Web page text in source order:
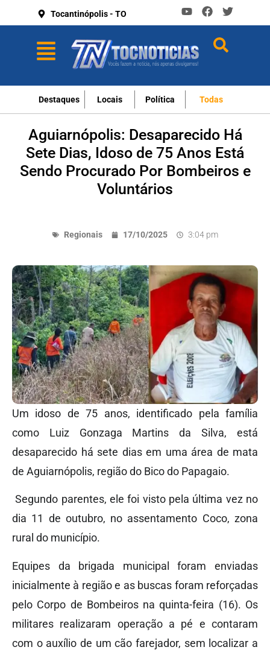
Tocantinópolis - TO
Destaques Locais Política Todas
Aguiarnópolis: Desaparecido Há
Sete Dias, Idoso de 75 Anos Está
Sendo Procurado Por Bombeiros e
Voluntários
Regionais 17/10/2025 3:04 pm
Um idoso de 75 anos, identificado pela família
como Luiz Gonzaga Martins da Silva, está
desaparecido há sete dias em uma área de mata
de Aguiarnópolis, região do Bico do Papagaio.
Segundo parentes, ele foi visto pela última vez no
dia 11 de outubro, no assentamento Coco, zona
rural do município.
Equipes da brigada municipal foram enviadas
inicialmente à região e as buscas foram reforçadas
pelo Corpo de Bombeiros na quinta-feira (16). Os
militares realizaram operação a pé e contaram
com o auxílio de um cão farejador, sem localizar a